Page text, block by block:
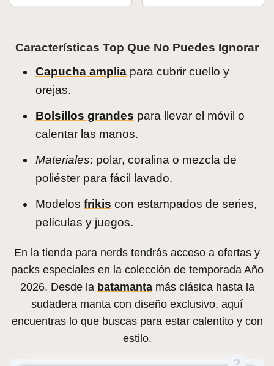
hombres,
rosa, tamaño grande
Regalos para Hombre
Características Top Que No Puedes Ignorar
Capucha amplia para cubrir cuello y
orejas.
Bolsillos grandes para llevar el móvil o
calentar las manos.
Materiales: polar, coralina o mezcla de
poliéster para fácil lavado.
Modelos frikis con estampados de series,
películas y juegos.
En la tienda para nerds tendrás acceso a ofertas y
packs especiales en la colección de temporada Año
2026. Desde la batamantamás clásica hasta la
sudadera manta con diseño exclusivo, aquí
encuentras lo que buscas para estar calentito y con
estilo.